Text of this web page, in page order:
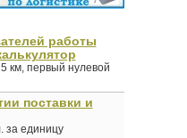
работы
км, первый нулевой
поставки и
за единицу